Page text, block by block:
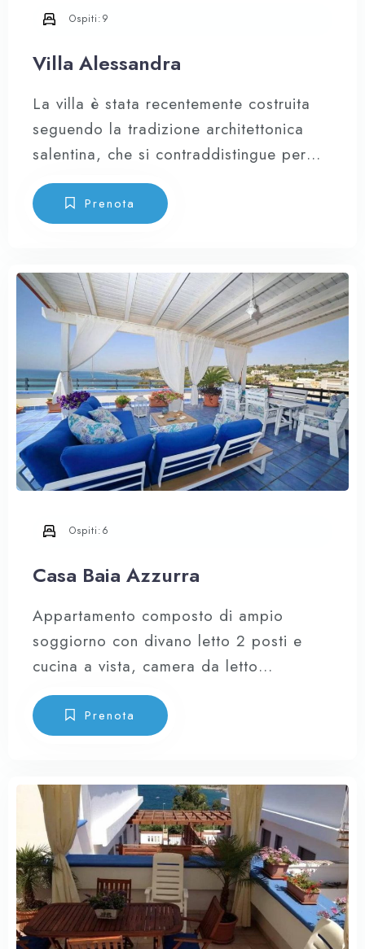
Villa Alessandra
La villa è stata recentemente costruita
seguendo la tradizione architettonica
salentina, che si contraddistingue per
l’uso di spessi muri in muratura
esternamente rivestiti in calce bianca e
pietra locale, mentre gli interni sono in
proprietà si trova in un’area tranquilla e
riservata, immersa in un giardino
mediterraneo di circa 7.000 mq
delimitato dai tipici muretti a secco
Ospiti:9
Prenota
Casa Baia Azzurra
Appartamento composto di ampio
soggiorno con divano letto 2 posti e
cucina a vista, camera da letto
matrimoniale con comodissimo lettino
che si realizza in seguito all’apertura
della poltrona letto + sofà letto nel
completi, magnifica terrazza,
completamente attrezzata con
spettacolare vista sulla Baia.
Ospiti:6
Prenota